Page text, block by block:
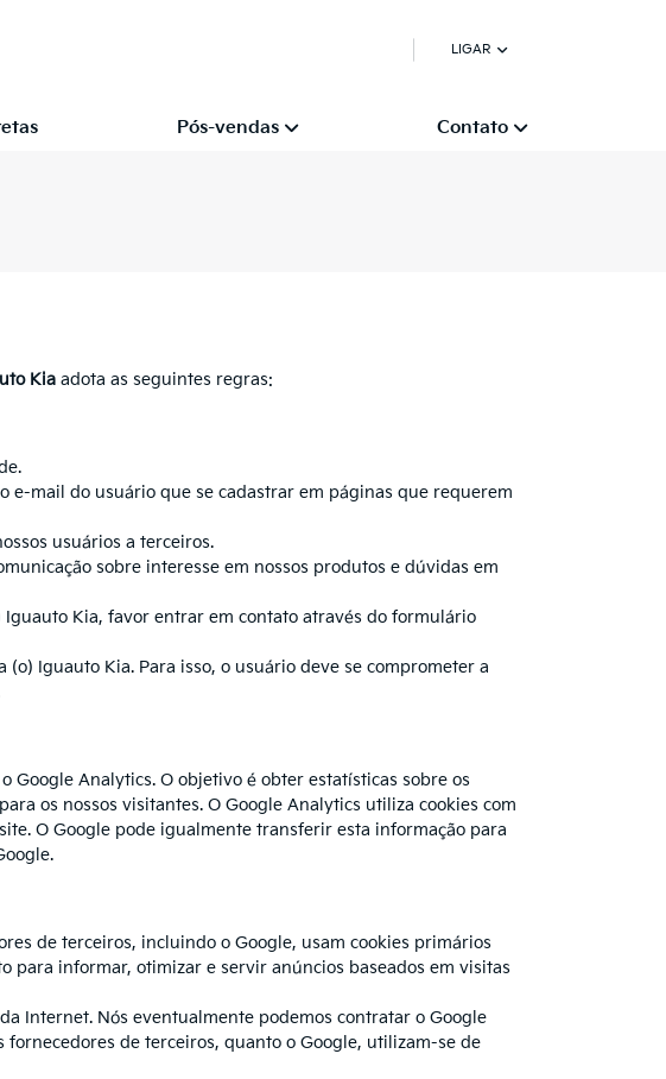
LIGAR
Pós-vendas Contato
Kia adota as seguintes regras:
e-mail do usuário que se cadastrar em páginas que requerem
usuários a terceiros.
sobre interesse em nossos produtos e dúvidas em
Iguauto Kia, favor entrar em contato através do formulário
Iguauto Kia. Para isso, o usuário deve se comprometer a
Google Analytics. O objetivo é obter estatísticas sobre os
os nossos visitantes. O Google Analytics utiliza cookies com
O Google pode igualmente transferir esta informação para
de terceiros, incluindo o Google, usam cookies primários
para informar, otimizar e servir anúncios baseados em visitas
Internet. Nós eventualmente podemos contratar o Google
de terceiros, quanto o Google, utilizam-se de